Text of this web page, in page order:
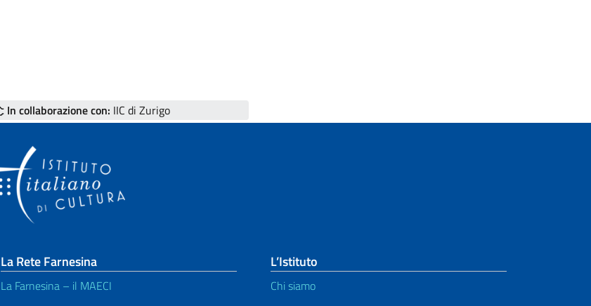
In collaborazione con: IIC di Zurigo
La Rete Farnesina
La Farnesina – il MAECI
L’Istituto
Chi siamo